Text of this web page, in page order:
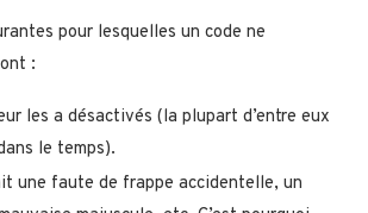
pour lesquelles un code ne
:
les a désactivés (la plupart d’entre eux
le temps).
une faute de frappe accidentelle, un